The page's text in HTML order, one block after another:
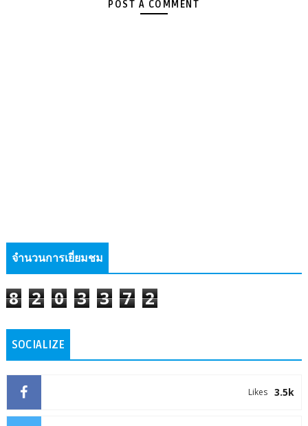
POST A COMMENT
จำนวนการเยี่ยมชม
8 2 0 3 3 7 2
SOCIALIZE
3.5k
Likes